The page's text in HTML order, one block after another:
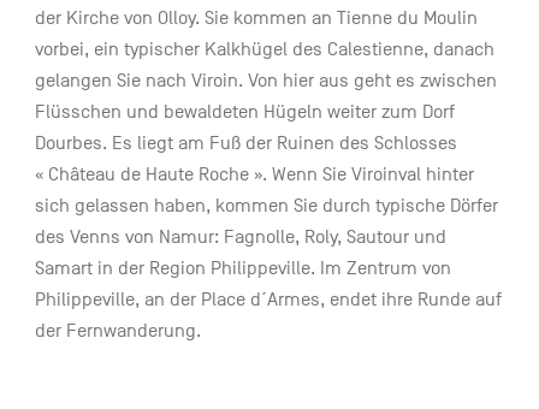
der Kirche von Olloy. Sie kommen an Tienne du Moulin
vorbei, ein typischer Kalkhügel des Calestienne, danach
gelangen Sie nach Viroin. Von hier aus geht es zwischen
Flüsschen und bewaldeten Hügeln weiter zum Dorf
Dourbes. Es liegt am Fuß der Ruinen des Schlosses
« Château de Haute Roche ». Wenn Sie Viroinval hinter
sich gelassen haben, kommen Sie durch typische Dörfer
des Venns von Namur: Fagnolle, Roly, Sautour und
Samart in der Region Philippeville. Im Zentrum von
Philippeville, an der Place d´Armes, endet ihre Runde auf
der Fernwanderung.